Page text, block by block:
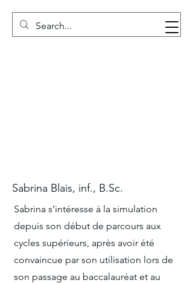
GRSC
Sabrina Blais, inf., B.Sc.
Sabrina s’intéresse à la simulation
depuis son début de parcours aux
cycles supérieurs, après avoir été
convaincue par son utilisation lors de
son passage au baccalauréat et au